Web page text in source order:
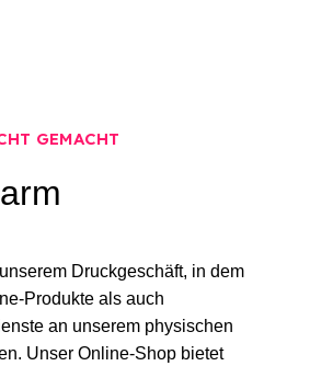
GEMACHT
Druckgeschäft, in dem
Produkte als auch
an unserem physischen
Unser Online-Shop bietet